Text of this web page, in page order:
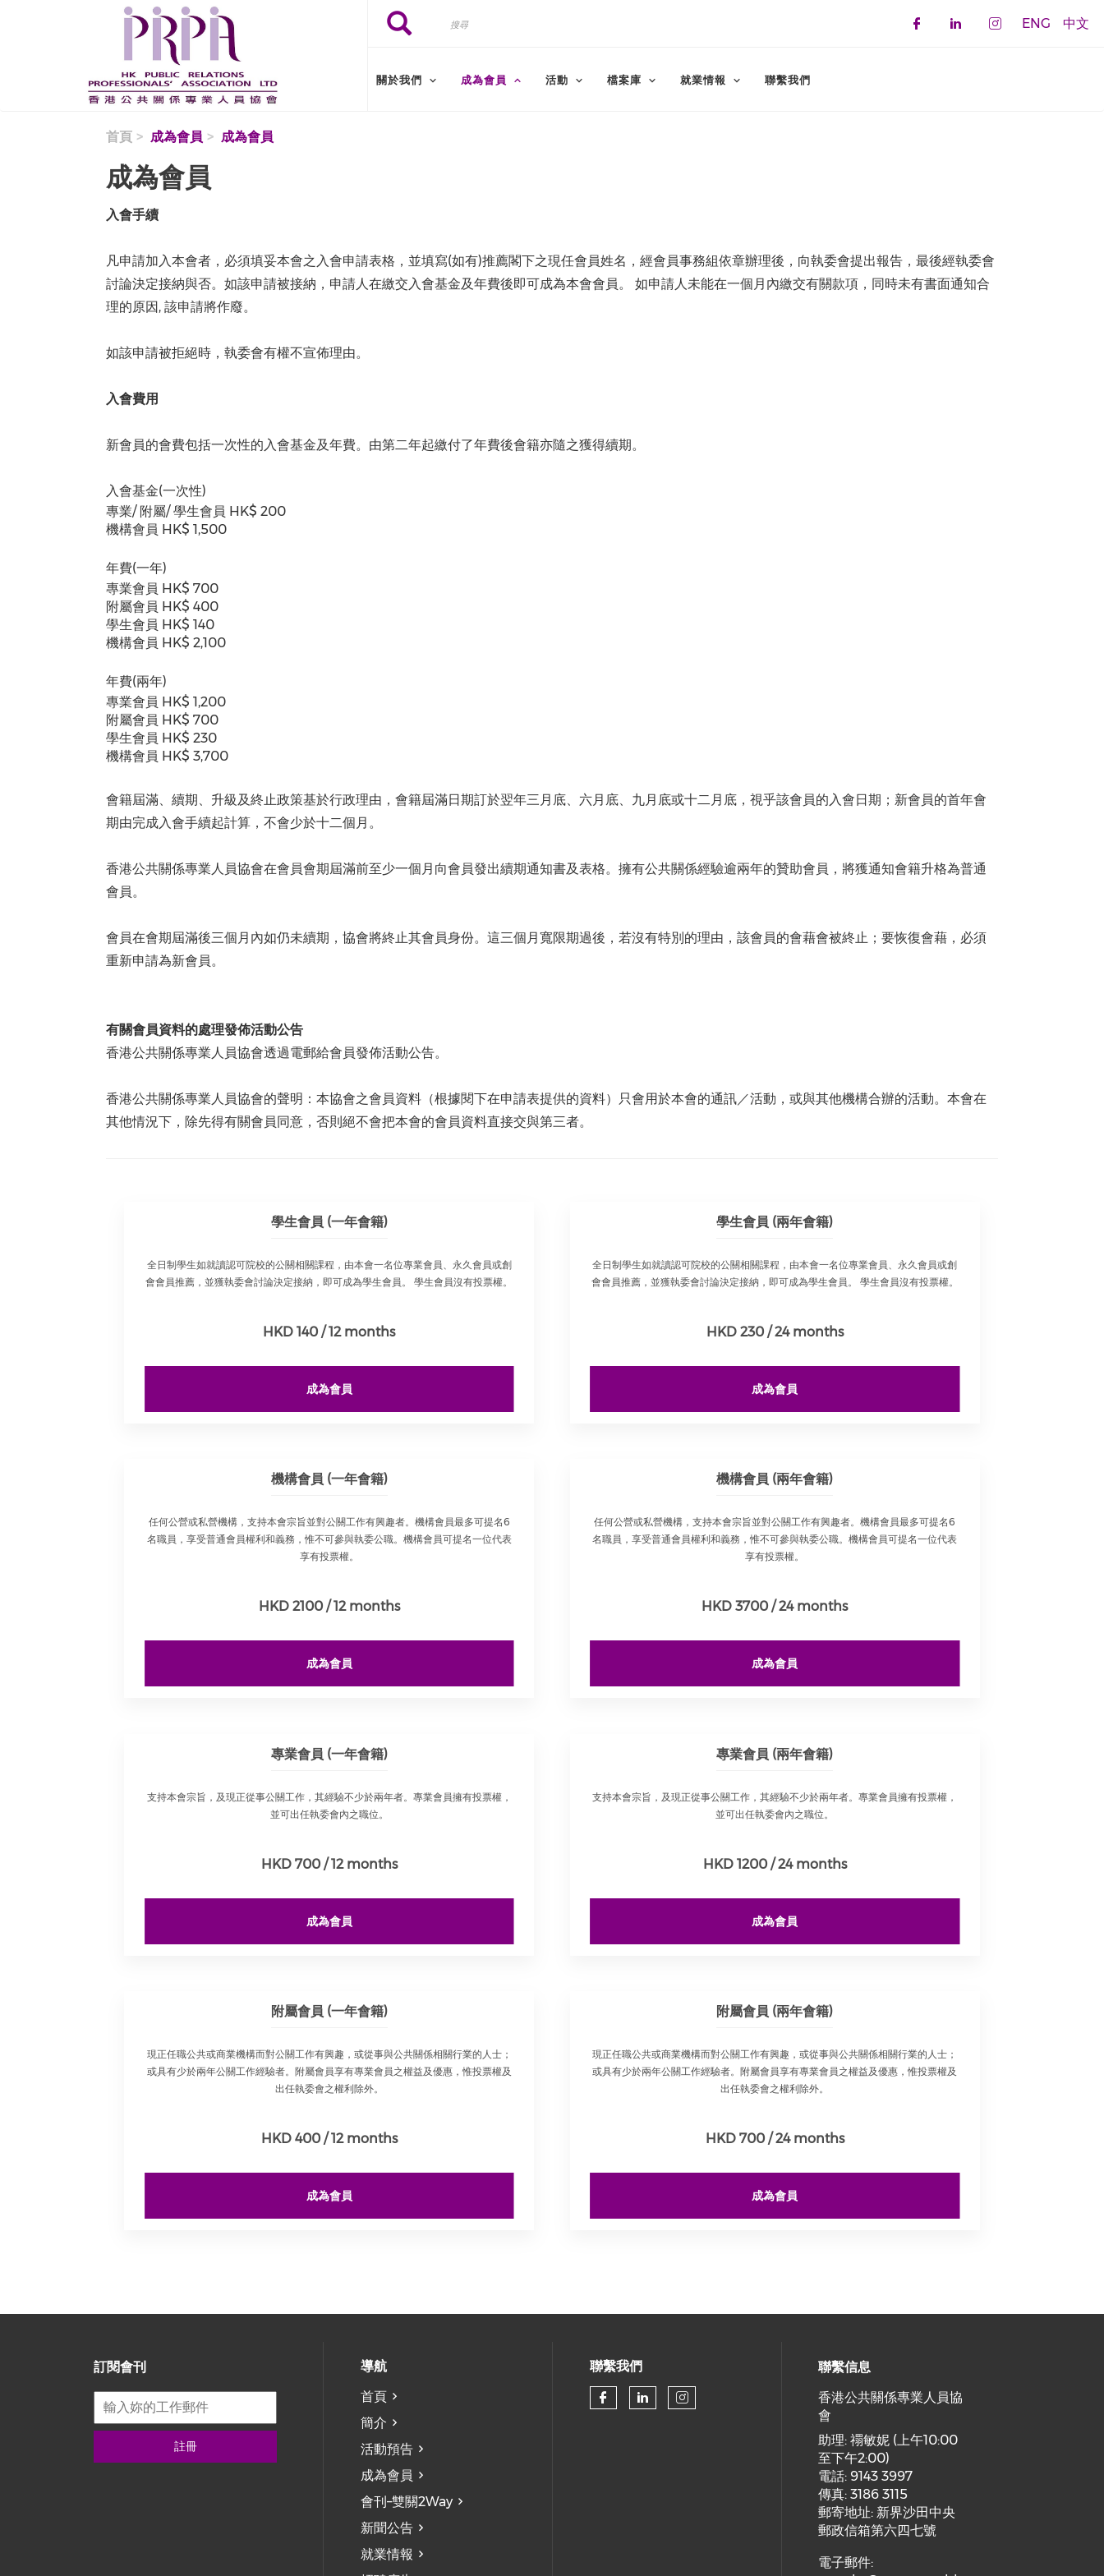
搜
尋
搜尋 ENG 中文
關於我們 成為會員 活動 檔案庫 就業情報 聯繫我們
首頁 成為會員 成為會員
成為會員
入會手續
凡申請加入本會者，必須填妥本會之入會申請表格，並填寫(如有)推薦閣下之現任會員姓名，經會員事務組依章辦理後，向執委會提出報告，最後經執委會
討論決定接納與否。如該申請被接納，申請人在繳交入會基金及年費後即可成為本會會員。 如申請人未能在一個月內繳交有關款項，同時未有書面通知合
理的原因, 該申請將作廢。
如該申請被拒絕時，執委會有權不宣佈理由。
入會費用
新會員的會費包括一次性的入會基金及年費。由第二年起繳付了年費後會籍亦隨之獲得續期。
入會基金(一次性)
專業/ 附屬/ 學生會員 HK$ 200
機構會員 HK$ 1,500
年費(一年)
專業會員 HK$ 700
附屬會員 HK$ 400
學生會員 HK$ 140
機構會員 HK$ 2,100
年費(兩年)
專業會員 HK$ 1,200
附屬會員 HK$ 700
學生會員 HK$ 230
機構會員 HK$ 3,700
會籍屆滿、續期、升級及終止政策基於行政理由，會籍屆滿日期訂於翌年三月底、六月底、九月底或十二月底，視乎該會員的入會日期；新會員的首年會
期由完成入會手續起計算，不會少於十二個月。
香港公共關係專業人員協會在會員會期屆滿前至少一個月向會員發出續期通知書及表格。擁有公共關係經驗逾兩年的贊助會員，將獲通知會籍升格為普通
會員。
會員在會期屆滿後三個月內如仍未續期，協會將終止其會員身份。這三個月寬限期過後，若沒有特別的理由，該會員的會藉會被終止；要恢復會藉，必須
重新申請為新會員。
有關會員資料的處理發佈活動公告
香港公共關係專業人員協會透過電郵給會員發佈活動公告。
香港公共關係專業人員協會的聲明：本協會之會員資料（根據閱下在申請表提供的資料）只會用於本會的通訊／活動，或與其他機構合辦的活動。本會在
其他情況下，除先得有關會員同意，否則絕不會把本會的會員資料直接交與第三者。
學生會員 (一年會籍)
全日制學生如就讀認可院校的公關相關課程，由本會一名位專業會員、永久會員或創
會會員推薦，並獲執委會討論決定接納，即可成為學生會員。 學生會員沒有投票權。
HKD 140 / 12 months
成為會員
學生會員 (兩年會籍)
全日制學生如就讀認可院校的公關相關課程，由本會一名位專業會員、永久會員或創
會會員推薦，並獲執委會討論決定接納，即可成為學生會員。 學生會員沒有投票權。
HKD 230 / 24 months
成為會員
機構會員 (一年會籍)
任何公營或私營機構，支持本會宗旨並對公關工作有興趣者。機構會員最多可提名6
名職員，享受普通會員權利和義務，惟不可參與執委公職。機構會員可提名一位代表
享有投票權。
HKD 2100 / 12 months
成為會員
機構會員 (兩年會籍)
任何公營或私營機構，支持本會宗旨並對公關工作有興趣者。機構會員最多可提名6
名職員，享受普通會員權利和義務，惟不可參與執委公職。機構會員可提名一位代表
享有投票權。
HKD 3700 / 24 months
成為會員
專業會員 (一年會籍)
支持本會宗旨，及現正從事公關工作，其經驗不少於兩年者。專業會員擁有投票權，
並可出任執委會內之職位。
HKD 700 / 12 months
成為會員
專業會員 (兩年會籍)
支持本會宗旨，及現正從事公關工作，其經驗不少於兩年者。專業會員擁有投票權，
並可出任執委會內之職位。
HKD 1200 / 24 months
成為會員
附屬會員 (一年會籍)
現正任職公共或商業機構而對公關工作有興趣，或從事與公共關係相關行業的人士；
或具有少於兩年公關工作經驗者。附屬會員享有專業會員之權益及優惠，惟投票權及
出任執委會之權利除外。
HKD 400 / 12 months
成為會員
附屬會員 (兩年會籍)
現正任職公共或商業機構而對公關工作有興趣，或從事與公共關係相關行業的人士；
或具有少於兩年公關工作經驗者。附屬會員享有專業會員之權益及優惠，惟投票權及
出任執委會之權利除外。
HKD 700 / 24 months
成為會員
訂閱會刊
註冊
導航
首頁
簡介
活動預告
成為會員
會刊–雙關2Way
新聞公告
就業情報
聯繫我們
Check our social media on facebook (opens in
Check our social media on linkedin (opens
Check our social media on instagram
聯繫信息
香港公共關係專業人員協
會
助理: 禤敏妮 (上午10:00
至下午2:00)
電話: 9143 3997
傳真: 3186 3115
郵寄地址: 新界沙田中央
郵政信箱第六四七號
電子郵件: